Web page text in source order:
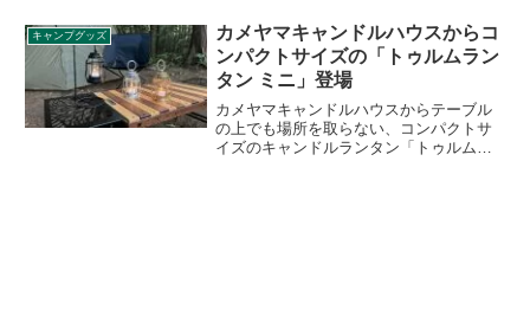
2022年は新色としてオリーブとカモが追
加されます。詳細をレビューします。
キャンプグッズ
カメヤマキャンドルハウスからコ
ンパクトサイズの「トゥルムラン
タン ミニ」登場
カメヤマキャンドルハウスからテーブル
の上でも場所を取らない、コンパクトサ
イズのキャンドルランタン「トゥルムラ